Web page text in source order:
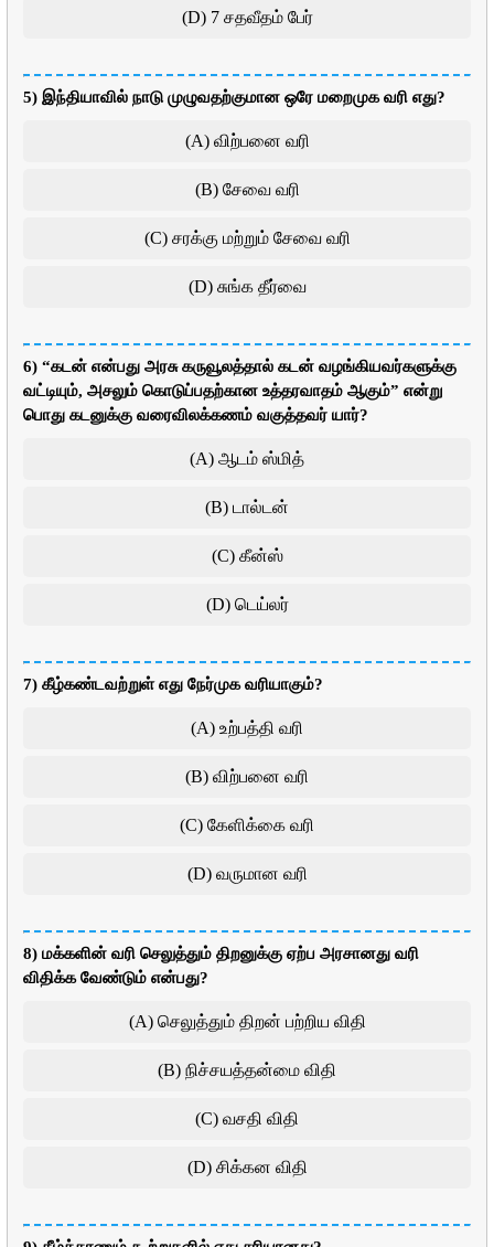
(D) 7 சதவீதம் பேர்
5) இந்தியாவில் நாடு முழுவதற்குமான ஒரே மறைமுக வரி எது?
(A) விற்பனை வரி
(B) சேவை வரி
(C) சரக்கு மற்றும் சேவை வரி
(D) சுங்க தீர்வை
6) “கடன் என்பது அரசு கருவூலத்தால் கடன் வழங்கியவர்களுக்கு
வட்டியும், அசலும் கொடுப்பதற்கான உத்தரவாதம் ஆகும்” என்று
பொது கடனுக்கு வரைவிலக்கணம் வகுத்தவர் யார்?
(A) ஆடம் ஸ்மித்
(B) டால்டன்
(C) கீன்ஸ்
(D) டெய்லர்
7) கீழ்கண்டவற்றுள் எது நேர்முக வரியாகும்?
(A) உற்பத்தி வரி
(B) விற்பனை வரி
(C) கேளிக்கை வரி
(D) வருமான வரி
8) மக்களின் வரி செலுத்தும் திறனுக்கு ஏற்ப அரசானது வரி
விதிக்க வேண்டும் என்பது?
(A) செலுத்தும் திறன் பற்றிய விதி
(B) நிச்சயத்தன்மை விதி
(C) வசதி விதி
(D) சிக்கன விதி